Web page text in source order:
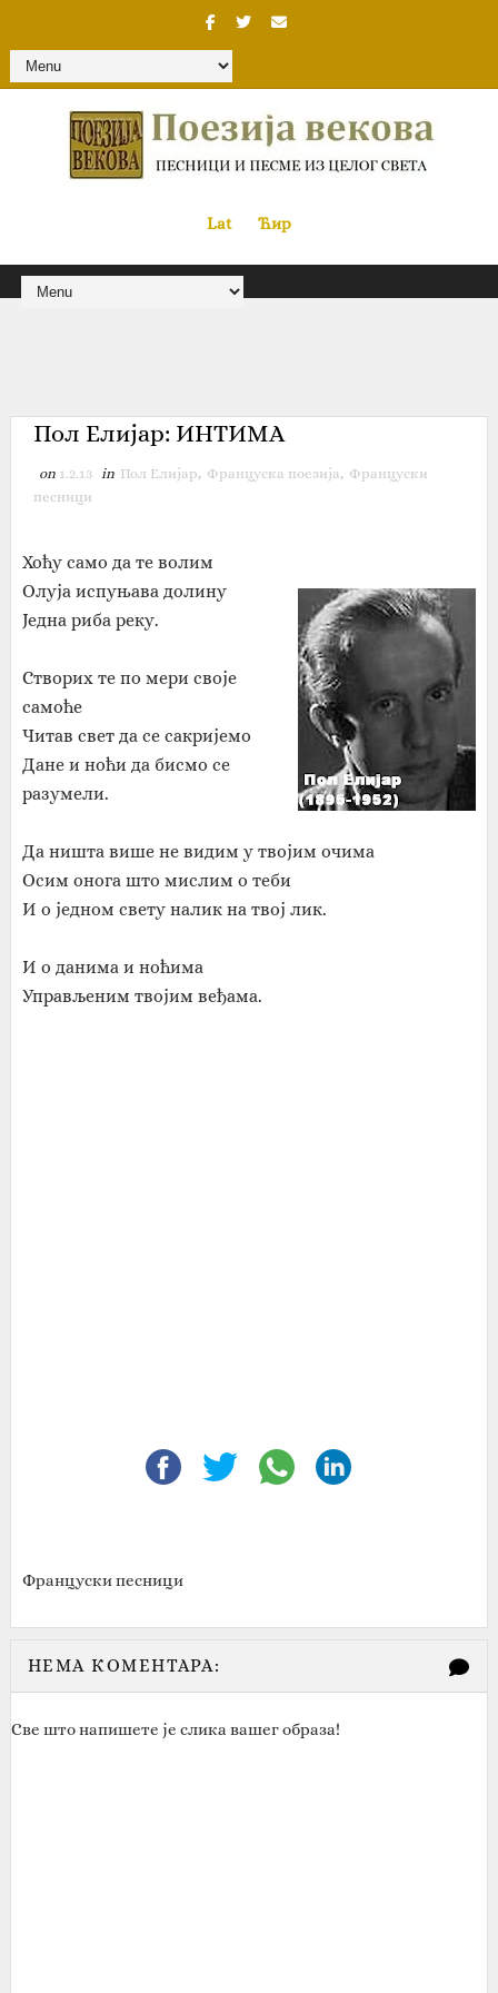
Lat« Ћир
Пол Елијар: ИНТИМА
on 1.2.13 in Пол Елијар, Француска поезија, Француски
песници
Хоћу само да те волим
Олуја испуњава долину
Једна риба реку.
Створих те по мери своје
самоће
Читав свет да се сакријемо
Дане и ноћи да бисмо се
разумели.
Да ништа више не видим у твојим очима
Осим онога што мислим о теби
И о једном свету налик на твој лик.
И о данима и ноћима
Управљеним твојим веђама.
Француски песници
НЕМА КОМЕНТАРА:
Све што напишете је слика вашег образа!